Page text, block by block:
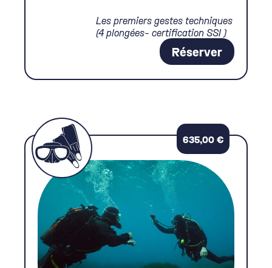
Les premiers gestes techniques
(4 plongées- certification SSI )
Réserver
635,00 €